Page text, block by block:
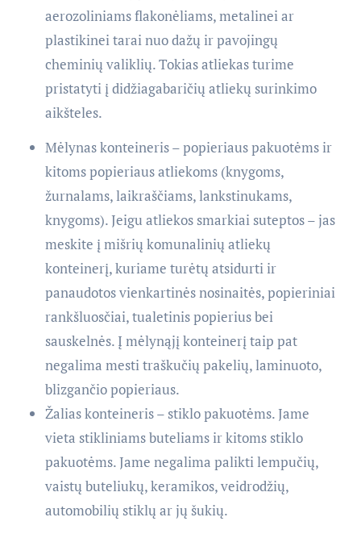
aerozoliniams flakonėliams, metalinei ar
plastikinei tarai nuo dažų ir pavojingų
cheminių valiklių. Tokias atliekas turime
pristatyti į didžiagabaričių atliekų surinkimo
aikšteles.
Mėlynas konteineris – popieriaus pakuotėms ir
kitoms popieriaus atliekoms (knygoms,
žurnalams, laikraščiams, lankstinukams,
knygoms). Jeigu atliekos smarkiai suteptos – jas
meskite į mišrių komunalinių atliekų
konteinerį, kuriame turėtų atsidurti ir
panaudotos vienkartinės nosinaitės, popieriniai
rankšluosčiai, tualetinis popierius bei
sauskelnės. Į mėlynąjį konteinerį taip pat
negalima mesti traškučių pakelių, laminuoto,
blizgančio popieriaus.
Žalias konteineris – stiklo pakuotėms. Jame
vieta stikliniams buteliams ir kitoms stiklo
pakuotėms. Jame negalima palikti lempučių,
vaistų buteliukų, keramikos, veidrodžių,
automobilių stiklų ar jų šukių.